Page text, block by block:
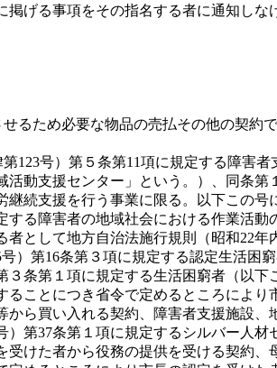
げる事項をその指名する者に通知しな
ため必要な物品の売払その他の契約
号）第５条第11項に規定する障害
動支援センター」という。）、同条
続支援を行う事業に限る。以下この
る障害者の地域社会における作業活
として地方自治法施行規則（昭和22
）第16条第３項に規定する認定生活困
条第１項に規定する生活困窮者（以
ことにつき省令で定めるところによ
ら買い入れる契約、障害者支援施設
第37条第１項に規定するシルバー人
けた者から役務の提供を受ける契約、